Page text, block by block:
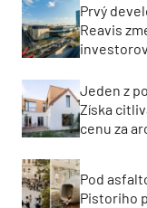
Prvý
Reavis
investorov
Jeden z
Získa
cenu za
Pod
Pistoriho